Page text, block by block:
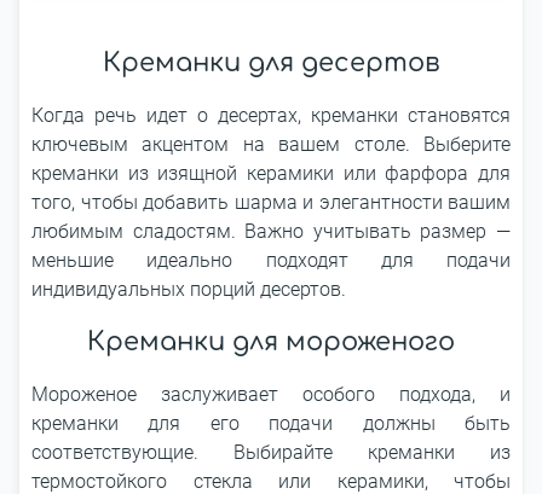
Креманки для десертов
Когда речь идет о десертах, креманки становятся
ключевым акцентом на вашем столе. Выберите
креманки из изящной керамики или фарфора для
того, чтобы добавить шарма и элегантности вашим
любимым сладостям. Важно учитывать размер ―
меньшие идеально подходят для подачи
индивидуальных порций десертов.
Креманки для мороженого
Мороженое заслуживает особого подхода, и
креманки для его подачи должны быть
соответствующие. Выбирайте креманки из
термостойкого стекла или керамики, чтобы